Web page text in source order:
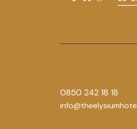
0850 242 18 18